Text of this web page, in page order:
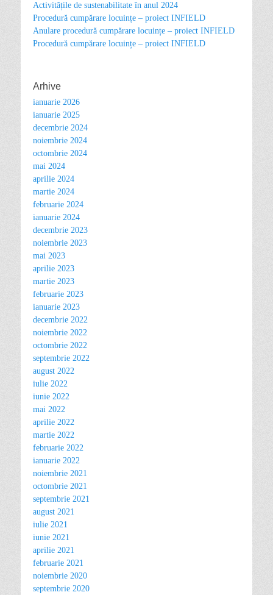
Activitățile de sustenabilitate în anul 2024
Procedură cumpărare locuințe – proiect INFIELD
Anulare procedură cumpărare locuințe – proiect INFIELD
Procedură cumpărare locuințe – proiect INFIELD
Arhive
ianuarie 2026
ianuarie 2025
decembrie 2024
noiembrie 2024
octombrie 2024
mai 2024
aprilie 2024
martie 2024
februarie 2024
ianuarie 2024
decembrie 2023
noiembrie 2023
mai 2023
aprilie 2023
martie 2023
februarie 2023
ianuarie 2023
decembrie 2022
noiembrie 2022
octombrie 2022
septembrie 2022
august 2022
iulie 2022
iunie 2022
mai 2022
aprilie 2022
martie 2022
februarie 2022
ianuarie 2022
noiembrie 2021
octombrie 2021
septembrie 2021
august 2021
iulie 2021
iunie 2021
aprilie 2021
februarie 2021
noiembrie 2020
septembrie 2020